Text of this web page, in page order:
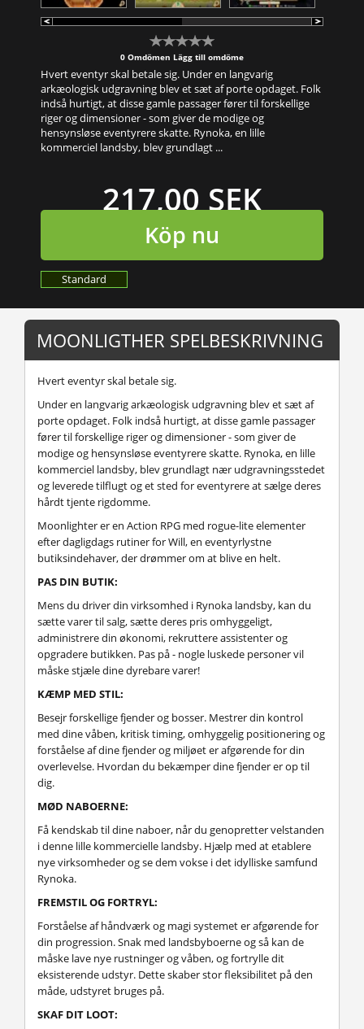
0 Omdömen Lägg till omdöme
Hvert eventyr skal betale sig. Under en langvarig
arkæologisk udgravning blev et sæt af porte opdaget. Folk
indså hurtigt, at disse gamle passager fører til forskellige
riger og dimensioner - som giver de modige og
hensynsløse eventyrere skatte. Rynoka, en lille
kommerciel landsby, blev grundlagt ...
217,00 SEK
Köp nu
Standard
MOONLIGTHER SPELBESKRIVNING
Hvert eventyr skal betale sig.
Under en langvarig arkæologisk udgravning blev et sæt af
porte opdaget. Folk indså hurtigt, at disse gamle passager
fører til forskellige riger og dimensioner - som giver de
modige og hensynsløse eventyrere skatte. Rynoka, en lille
kommerciel landsby, blev grundlagt nær udgravningsstedet
og leverede tilflugt og et sted for eventyrere at sælge deres
hårdt tjente rigdomme.
Moonlighter er en Action RPG med rogue-lite elementer
efter dagligdags rutiner for Will, en eventyrlystne
butiksindehaver, der drømmer om at blive en helt.
PAS DIN BUTIK:
Mens du driver din virksomhed i Rynoka landsby, kan du
sætte varer til salg, sætte deres pris omhyggeligt,
administrere din økonomi, rekruttere assistenter og
opgradere butikken. Pas på - nogle luskede personer vil
måske stjæle dine dyrebare varer!
KÆMP MED STIL:
Besejr forskellige fjender og bosser. Mestrer din kontrol
med dine våben, kritisk timing, omhyggelig positionering og
forståelse af dine fjender og miljøet er afgørende for din
overlevelse. Hvordan du bekæmper dine fjender er op til
dig.
MØD NABOERNE:
Få kendskab til dine naboer, når du genopretter velstanden
i denne lille kommercielle landsby. Hjælp med at etablere
nye virksomheder og se dem vokse i det idylliske samfund
Rynoka.
FREMSTIL OG FORTRYL:
Forståelse af håndværk og magi systemet er afgørende for
din progression. Snak med landsbyboerne og så kan de
måske lave nye rustninger og våben, og fortrylle dit
eksisterende udstyr. Dette skaber stor fleksibilitet på den
måde, udstyret bruges på.
SKAF DIT LOOT: